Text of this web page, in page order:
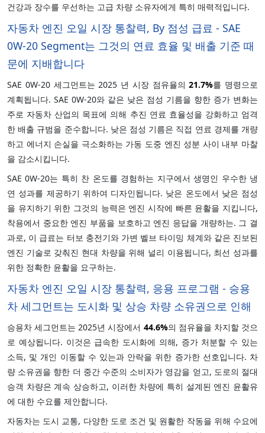
건강과 장수를 우선하는 고급 차량 소유자에게 특히 매력적입니다.
자동차 엔진 오일 시장 통찰력, By 점성 급료 - SAE
0W-20 Segment는 그것의 연료 효율 및 배출 기준 때
문에 지배합니다
SAE 0W-20 세그먼트는 2025 년 시장 점유율의21.7%를 명령으로
계획됩니다. SAE 0W-20와 같은 낮은 점성 기름을 향한 증가 변화는
주로 자동차 산업의 목표에 의해 추진 연료 효율성을 강화하고 엄격
한 배출 규범을 준수합니다. 낮은 점성 기름은 직접 연료 경제를 개량
하고 에너지 손실을 극소화하는 가동 도중 엔진 성분 사이 내부 마찰
을 감소시킵니다.
SAE 0W-20는 특히 찬 온도를 경험하는 지구에서 생명인 우수한 냉
연 성과를 제공하기 위하여 디자인됩니다. 낮은 온도에서 낮은 점성
을 유지하기 위한 그것의 능력은 엔진 시작에 빠른 윤활을 지킵니다,
착용에서 중요한 엔진 부품을 보호하고 엔진 응답을 개량하는. 그 결
과로, 이 급료는 터보 충전기와 가변 벨브 타이밍 체계와 같은 진보된
엔진 기술로 갖춰진 현대 차량을 위해 널리 이용됩니다, 최선 성과를
위한 정확한 윤활을 요구하는.
자동차 엔진 오일 시장 통찰력, 응용 프로그램 - 승용
차 세그먼트는 도시화 및 상승 차량 소유권으로 인해
승용차 세그먼트는 2025년 시장에서 44.6%의 점유율을 차지할 것으
로 예상됩니다. 이것은 급속한 도시화에 의해, 증가 처분할 수 있는
소득, 및 개인 이동할 수 있는과 안락을 위한 증가한 선호입니다. 차
량 소유권을 향한 더 중간 수준의 소비자가 영감을 얻고, 도로의 절대
승객 차량은 계속 상승하고, 이러한 차량에 특히 설계된 엔진 윤활유
에 대한 수요를 제안합니다.
자동차는 도시 교통, 다양한 도로 조건 및 원활한 작동을 위해 수요에